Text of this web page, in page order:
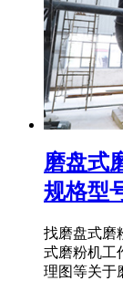
磨盘式
规格型
找磨盘式磨
式磨粉机工
理图等关于